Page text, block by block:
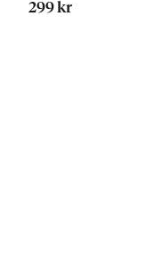
299 kr